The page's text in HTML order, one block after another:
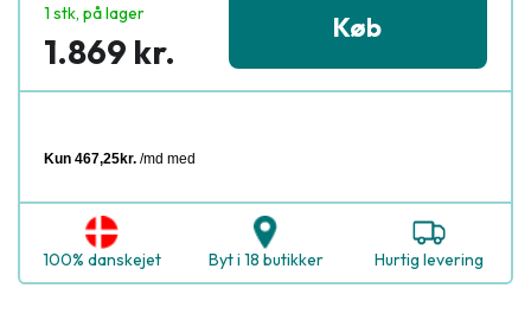
1 stk, på lager
1.869 kr.
Køb
100% danskejet Byt i 18 butikker Hurtig levering